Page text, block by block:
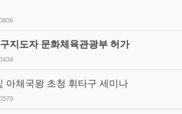
지도자 문화체육관광부 허가
아체국왕 초청 휘타구 세미나